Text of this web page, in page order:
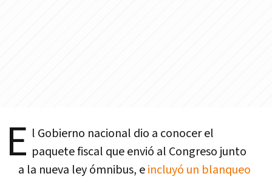
E l Gobierno nacional dio a conocer el
paquete fiscal que envió al Congreso junto
a la nueva ley ómnibus, eincluyó un blanqueo